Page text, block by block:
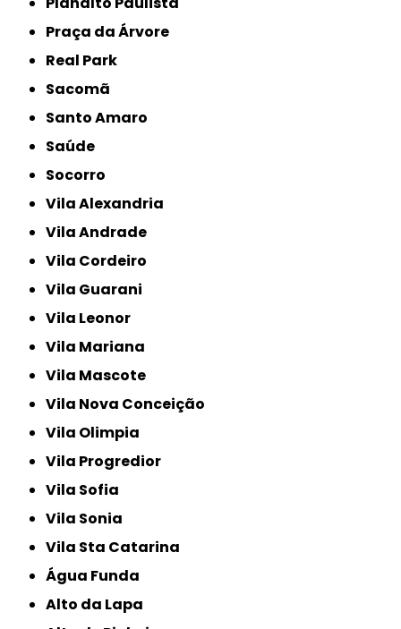
Praça da Árvore
Real Park
Sacomã
Santo Amaro
Saúde
Socorro
Vila Alexandria
Vila Andrade
Vila Cordeiro
Vila Guarani
Vila Leonor
Vila Mariana
Vila Mascote
Vila Nova Conceição
Vila Olimpia
Vila Progredior
Vila Sofia
Vila Sonia
Vila Sta Catarina
Água Funda
Alto da Lapa